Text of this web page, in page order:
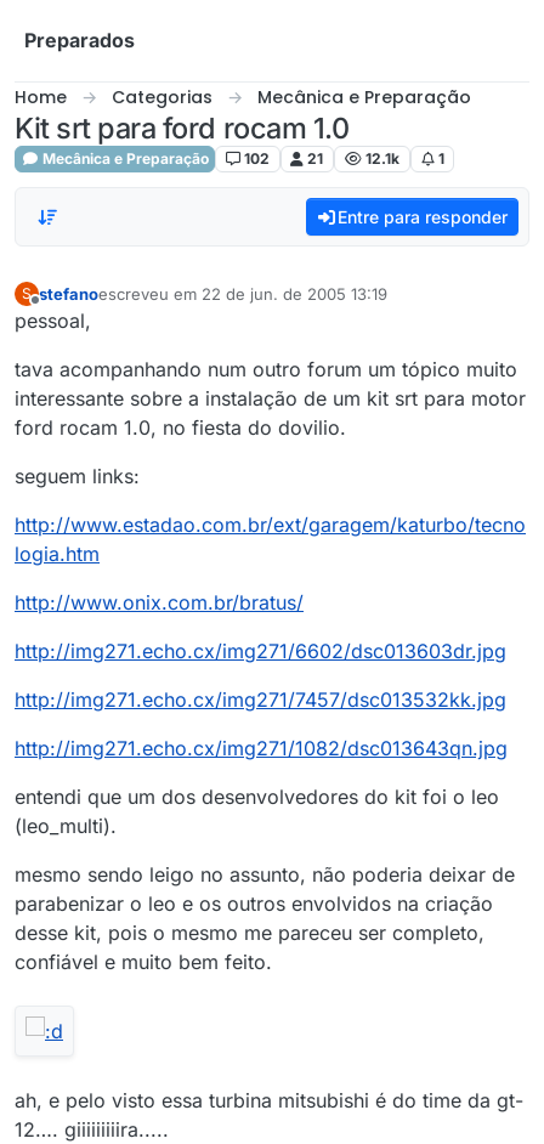
Preparados
Home Categorias Mecânica e Preparação
Kit srt para ford rocam 1.0
Mecânica e Preparação 102 21 12.1k 1
Entre para responder
S
Offline
stefanoescreveu em 22 de jun. de 2005 13:19
última edição por
pessoal,
tava acompanhando num outro forum um tópico muito
interessante sobre a instalação de um kit srt para motor
ford rocam 1.0, no fiesta do dovilio.
seguem links:
http://www.estadao.com.br/ext/garagem/katurbo/tecno
logia.htm
http://www.onix.com.br/bratus/
http://img271.echo.cx/img271/6602/dsc013603dr.jpg
http://img271.echo.cx/img271/7457/dsc013532kk.jpg
http://img271.echo.cx/img271/1082/dsc013643qn.jpg
entendi que um dos desenvolvedores do kit foi o leo
(leo_multi).
mesmo sendo leigo no assunto, não poderia deixar de
parabenizar o leo e os outros envolvidos na criação
desse kit, pois o mesmo me pareceu ser completo,
confiável e muito bem feito.
ah, e pelo visto essa turbina mitsubishi é do time da gt-
12…. giiiiiiiiira.....